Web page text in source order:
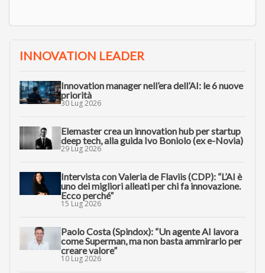
INNOVATION LEADER
Innovation manager nell’era dell’AI: le 6 nuove
priorità
30 Lug 2026
Elemaster crea un innovation hub per startup
deep tech, alla guida Ivo Boniolo (ex e-Novia)
29 Lug 2026
Intervista con Valeria de Flaviis (CDP): “L’AI è
uno dei migliori alleati per chi fa innovazione.
Ecco perché”
15 Lug 2026
Paolo Costa (Spindox): “Un agente AI lavora
come Superman, ma non basta ammirarlo per
creare valore”
10 Lug 2026